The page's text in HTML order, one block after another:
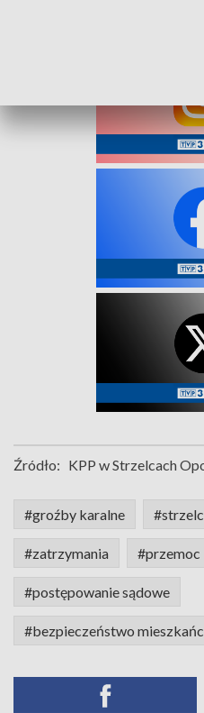
Źródło: KPP w Strzelcach
#groźby karalne
#zatrzymania #przemoc
#postępowanie sądowe
#bezpieczeństwo